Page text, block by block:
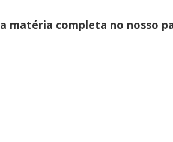
matéria completa no nosso